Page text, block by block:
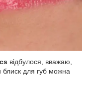
відбулося, вважаю,
блиск для губ можна